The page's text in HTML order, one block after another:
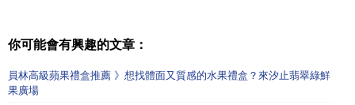
你可能會有興趣的文章：
員林高級蘋果禮盒推薦 》想找體面又質感的水果禮盒？來汐止翡翠綠鮮
果廣場